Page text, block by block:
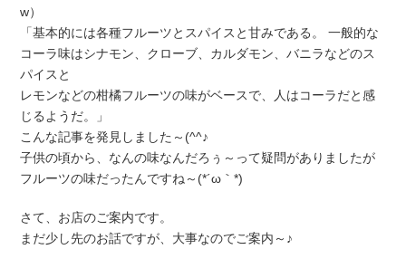
w）
「基本的には各種フルーツとスパイスと甘みである。 一般的な
コーラ味はシナモン、クローブ、カルダモン、バニラなどのス
パイスと
レモンなどの柑橘フルーツの味がベースで、人はコーラだと感
じるようだ。」
こんな記事を発見しました～(^^♪
子供の頃から、なんの味なんだろぅ～って疑問がありましたが
フルーツの味だったんですね～(*´ω｀*)
さて、お店のご案内です。
まだ少し先のお話ですが、大事なのでご案内～♪